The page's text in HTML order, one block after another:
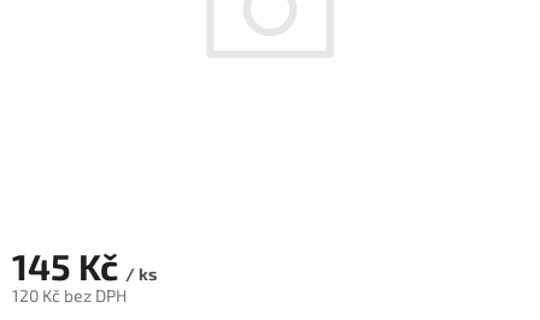
145 Kč / ks
120 Kč bez DPH